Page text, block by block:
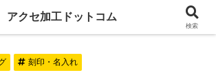
アクセ加工ドットコム
刻印・名入れ
アクセ加工ドットコム
検索